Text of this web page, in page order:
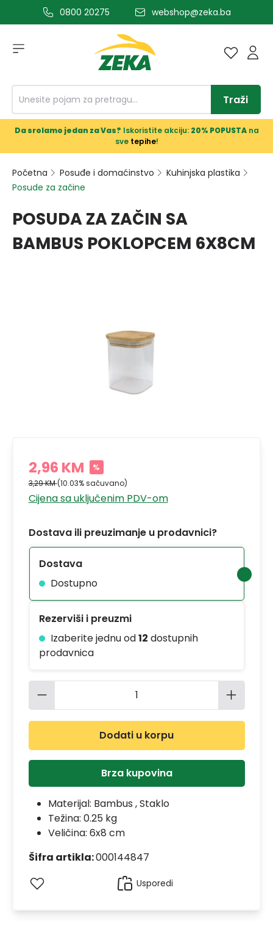
glavni sadržaj0800 20275 webshop@zeka.ba
Traži
Da srolamo jedan za Vas? Iskoristite akciju: 20% POPUSTAna
sve tepihe!
Početna Posuđe i domaćinstvo
Kuhinjska plastika
Posude za začine
POSUDA ZA ZAČIN SA
BAMBUS POKLOPCEM 6X8CM
2,96 KM %
3,29 KM(10.03% sačuvano)
Cijena sa uključenim PDV-om
Dostava ili preuzimanje u prodavnici?
Dostava
Dostupno
Rezerviši i preuzmi
Izaberite jednu od12 dostupnih
prodavnica
Količina proizvoda: Unesite
Dodati u korpu
Brza kupovina
Materijal: Bambus , Staklo
Težina: 0.25 kg
Veličina: 6x8 cm
Šifra artikla:000144847
Usporedi